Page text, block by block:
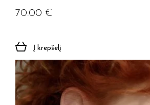
70.00 €
Į krepšelį